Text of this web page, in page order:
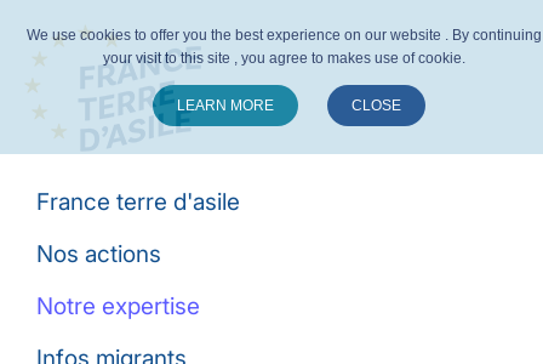
France terre d'asile
Nos actions
Notre expertise
We use cookies to offer you the best experience on our website . By continuing
your visit to this site , you agree to makes use of cookie.
LEARN MORE CLOSE